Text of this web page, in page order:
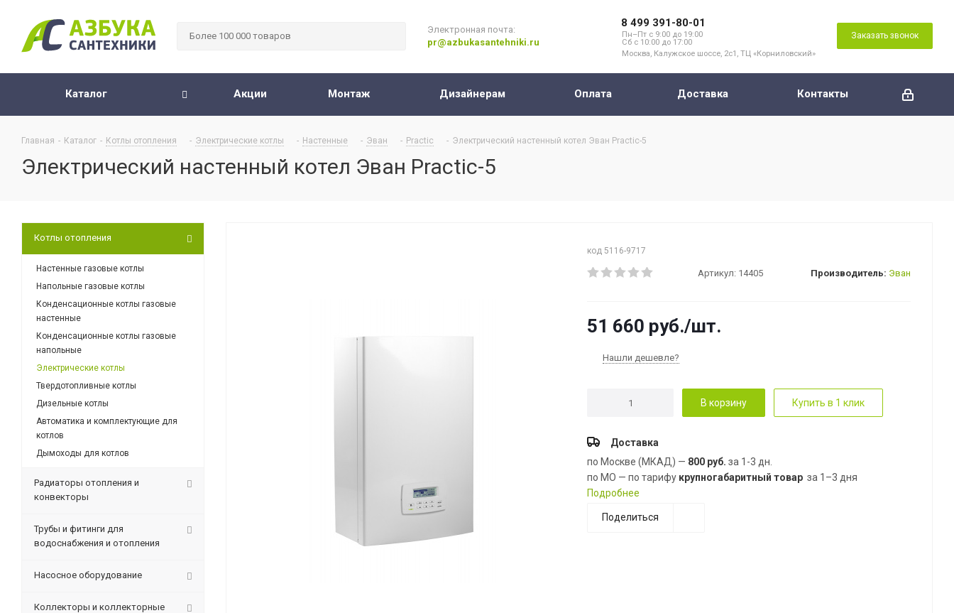
Электронная почта:
pr@azbukasantehniki.ru
8 499 391-80-01
Пн–Пт с 9:00 до 19:00
Сб с 10:00 до 17:00
Москва, Калужское шоссе, 2с1, ТЦ «Корниловский»
Заказать звонок
Каталог Акции Монтаж Дизайнерам Оплата Доставка Контакты
Главная - Каталог - Котлы отопления - Электрические котлы - Настенные - Эван - Practic - Электрический настенный котел Эван Practic-5
Электрический настенный котел Эван Practic-5
код 5116-9717
Артикул: 14405 Производитель: Эван
51 660 руб./шт.
Нашли дешевле?
В корзину Купить в 1 клик
Доставка
по Москве (МКАД) — 800 руб. за 1-3 дн.
по МО — по тарифу крупногабаритный товар за 1–3 дня
Подробнее
Поделиться
Котлы отопления
Настенные газовые котлы
Напольные газовые котлы
Конденсационные котлы газовые
настенные
Конденсационные котлы газовые
напольные
Электрические котлы
Твердотопливные котлы
Дизельные котлы
Автоматика и комплектующие для
котлов
Дымоходы для котлов
Радиаторы отопления и
конвекторы
Трубы и фитинги для
водоснабжения и отопления
Насосное оборудование
Коллекторы и коллекторные